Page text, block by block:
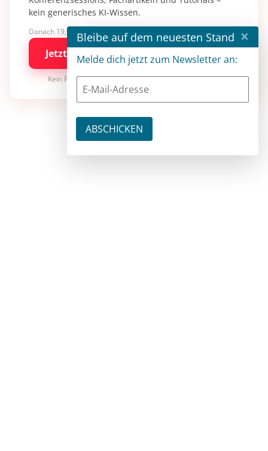
kein generisches KI-Wissen.
Danach 19,90 €/Monat mit entwickler.de BASIC
Jetzt kostenlos testen
Kein Risiko · jederzeit kündbar
Bleibe auf dem neuesten Stand ×
Melde dich jetzt zum Newsletter an: